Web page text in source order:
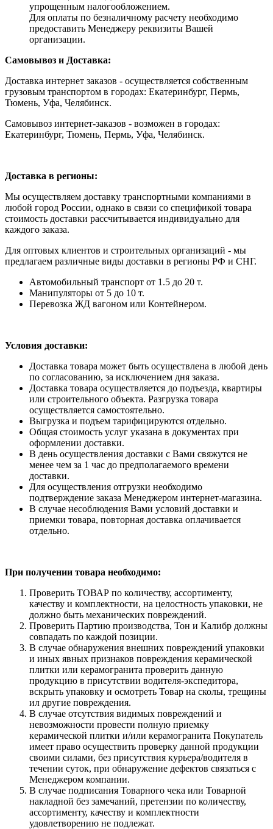
упрощенным налогообложением.
Для оплаты по безналичному расчету необходимо
предоставить Менеджеру реквизиты Вашей
организации.
Самовывоз и Доставка:
Доставка интернет заказов - осуществляется собственным
грузовым транспортом в городах: Екатеринбург, Пермь,
Тюмень, Уфа, Челябинск.
Самовывоз интернет-заказов - возможен в городах:
Екатеринбург, Тюмень, Пермь, Уфа, Челябинск.
Доставка в регионы:
Мы осуществляем доставку транспортными компаниями в
любой город России, однако в связи со спецификой товара
стоимость доставки рассчитывается индивидуально для
каждого заказа.
Для оптовых клиентов и строительных организаций - мы
предлагаем различные виды доставки в регионы РФ и СНГ.
Автомобильный транспорт от 1.5 до 20 т.
Манипуляторы от 5 до 10 т.
Перевозка ЖД вагоном или Контейнером.
Условия доставки:
Доставка товара может быть осуществлена в любой день
по согласованию, за исключением дня заказа.
Доставка товара осуществляется до подъезда, квартиры
или строительного объекта. Разгрузка товара
осуществляется самостоятельно.
Выгрузка и подъем тарифицируются отдельно.
Общая стоимость услуг указана в документах при
оформлении доставки.
В день осуществления доставки с Вами свяжутся не
менее чем за 1 час до предполагаемого времени
доставки.
Для осуществления отгрузки необходимо
подтверждение заказа Менеджером интернет-магазина.
В случае несоблюдения Вами условий доставки и
приемки товара, повторная доставка оплачивается
отдельно.
При получении товара необходимо:
Проверить ТОВАР по количеству, ассортименту,
качеству и комплектности, на целостность упаковки, не
должно быть механических повреждений.
Проверить Партию производства, Тон и Калибр должны
совпадать по каждой позиции.
В случае обнаружения внешних повреждений упаковки
и иных явных признаков повреждения керамической
плитки или керамогранита проверить данную
продукцию в присутствии водителя-экспедитора,
вскрыть упаковку и осмотреть Товар на сколы, трещины
ил другие повреждения.
В случае отсутствия видимых повреждений и
невозможности провести полную приемку
керамической плитки и/или керамогранита Покупатель
имеет право осуществить проверку данной продукции
своими силами, без присутствия курьера/водителя в
течении суток, при обнаружение дефектов связаться с
Менеджером компании.
В случае подписания Товарного чека или Товарной
накладной без замечаний, претензии по количеству,
ассортименту, качеству и комплектности
удовлетворению не подлежат.